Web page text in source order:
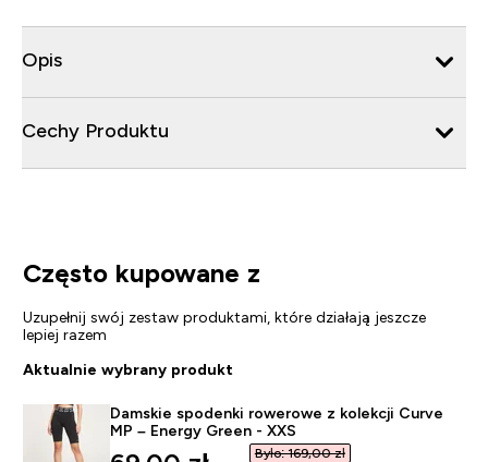
Opis
Cechy Produktu
Często kupowane z
Uzupełnij swój zestaw produktami, które działają jeszcze
lepiej razem
Aktualnie wybrany produkt
Damskie spodenki rowerowe z kolekcji Curve
MP – Energy Green - XXS
Było: 169,00 zł‎